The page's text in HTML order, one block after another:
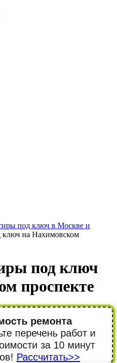
под ключ в Москве и
ключ на Нахимовском
под ключ
проспекте
ремонта
перечень работ и
за 10 минут
Рассчитать>>